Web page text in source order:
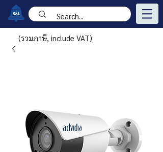
(รวมภาษี, include VAT)